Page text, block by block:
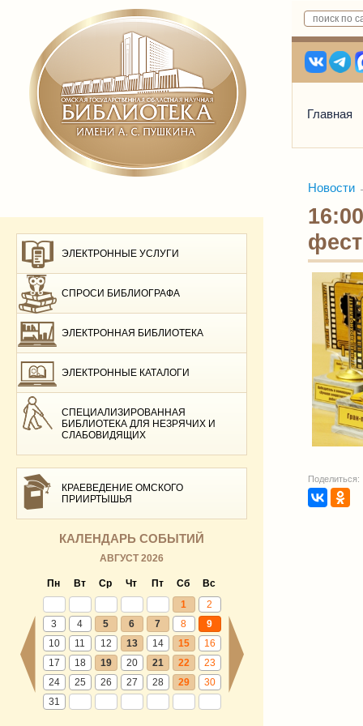
Главная
ЭЛЕКТРОННЫЕ УСЛУГИ
СПРОСИ БИБЛИОГРАФА
ЭЛЕКТРОННАЯ БИБЛИОТЕКА
ЭЛЕКТРОННЫЕ КАТАЛОГИ
СПЕЦИАЛИЗИРОВАННАЯ
БИБЛИОТЕКА ДЛЯ НЕЗРЯЧИХ И
СЛАБОВИДЯЩИХ
КРАЕВЕДЕНИЕ ОМСКОГО
ПРИИРТЫШЬЯ
КАЛЕНДАРЬ СОБЫТИЙ
АВГУСТ 2026
Пн Вт Ср Чт Пт Сб
Вс
1
2
3
4 5 6 7 8
9
10
11 12 13 14 15
16
17
18 19 20 21 22
23
24
25 26 27 28 29
30
31
Новости
Поделиться: